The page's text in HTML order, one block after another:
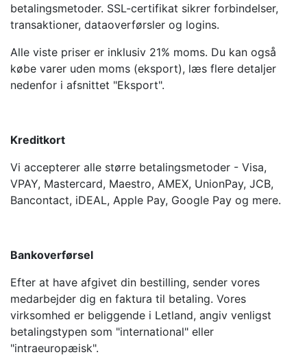
betalingsmetoder. SSL-certifikat sikrer forbindelser,
transaktioner, dataoverførsler og logins.
Alle viste priser er inklusiv 21% moms. Du kan også
købe varer uden moms (eksport), læs flere detaljer
nedenfor i afsnittet "Eksport".
Kreditkort
Vi accepterer alle større betalingsmetoder - Visa,
VPAY, Mastercard, Maestro, AMEX, UnionPay, JCB,
Bancontact, iDEAL, Apple Pay, Google Pay og mere.
Bankoverførsel
Efter at have afgivet din bestilling, sender vores
medarbejder dig en faktura til betaling. Vores
virksomhed er beliggende i Letland, angiv venligst
betalingstypen som "international" eller
"intraeuropæisk".